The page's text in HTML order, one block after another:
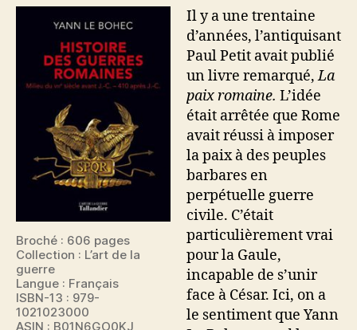
guerres
romaines
Broché : 606 pages
Collection : L’art de la
guerre
Langue : Français
ISBN-13 : 979-
1021023000
ASIN : B01N6GO0KJ
Il y a une trentaine
d’années, l’antiquisant
Paul Petit avait publié
un livre remarqué,La
paix romaine. L’idée
était arrêtée que Rome
avait réussi à imposer
la paix à des peuples
barbares en
perpétuelle guerre
civile. C’était
particulièrement vrai
pour la Gaule,
incapable de s’unir
face à César. Ici, on a
le sentiment que Yann